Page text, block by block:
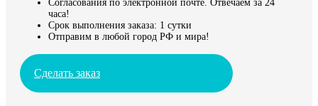
Согласования по электронной почте. Отвечаем за 24
часа!
Срок выполнения заказа: 1 сутки
Отправим в любой город РФ и мира!
Сделать заказ